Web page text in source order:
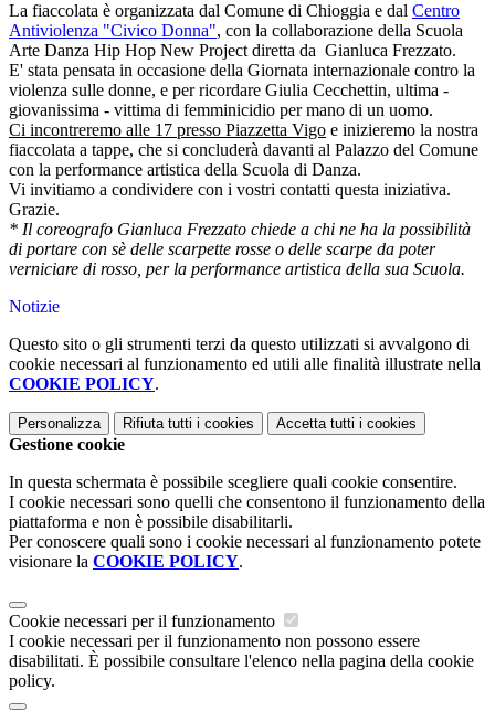
La fiaccolata è organizzata dal Comune di Chioggia e dal Centro
Antiviolenza "Civico Donna", con la collaborazione della Scuola
Arte Danza Hip Hop New Project diretta da Gianluca Frezzato.
E' stata pensata in occasione della Giornata internazionale contro la
violenza sulle donne, e per ricordare Giulia Cecchettin, ultima -
giovanissima - vittima di femminicidio per mano di un uomo.
Ci incontreremo alle 17 presso Piazzetta Vigo e inizieremo la nostra
fiaccolata a tappe, che si concluderà davanti al Palazzo del Comune
con la performance artistica della Scuola di Danza.
Vi invitiamo a condividere con i vostri contatti questa iniziativa.
Grazie.
* Il coreografo Gianluca Frezzato chiede a chi ne ha la possibilità
di portare con sè delle scarpette rosse o delle scarpe da poter
verniciare di rosso, per la performance artistica della sua Scuola.
Notizie
Questo sito o gli strumenti terzi da questo utilizzati si avvalgono di
cookie necessari al funzionamento ed utili alle finalità illustrate nella
COOKIE POLICY.
Personalizza Rifiuta tutti i cookies Accetta tutti i cookies
Gestione cookie
In questa schermata è possibile scegliere quali cookie consentire.
I cookie necessari sono quelli che consentono il funzionamento della
piattaforma e non è possibile disabilitarli.
Per conoscere quali sono i cookie necessari al funzionamento potete
visionare la COOKIE POLICY.
Cookie necessari per il funzionamento
I cookie necessari per il funzionamento non possono essere
disabilitati. È possibile consultare l'elenco nella pagina della cookie
policy.